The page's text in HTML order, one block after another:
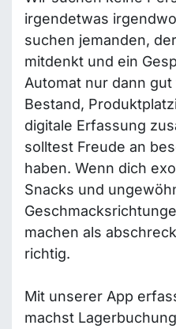
irgendetwas
suchen jemanden,
mitdenkt und ein
Automat nur dann
Bestand,
digitale Erfassung
solltest Freude an
haben. Wenn dich
Snacks und
machen als
richtig.
Mit unserer App
machst